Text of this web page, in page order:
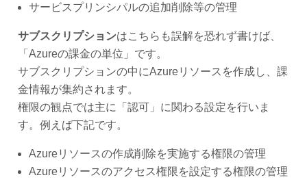
サービスプリンシパルの追加削除等の管理
サブスクリプションはこちらも誤解を恐れず書けば、
「Azureの課金の単位」です。
サブスクリプションの中にAzureリソースを作成し、課
金情報が集約されます。
権限の観点では主に「認可」に関わる設定を行いま
す。例えば下記です。
Azureリソースの作成削除を実施する権限の管理
Azureリソースのアクセス権限を設定する権限の管理